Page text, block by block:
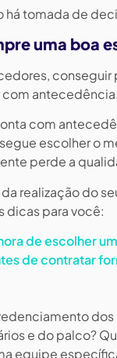
há tomada de
uma boa
com antecedência.
com
escolher o
perde a
realização do
dicas para você:
de escolher
de contratar
e do palco?
equipe